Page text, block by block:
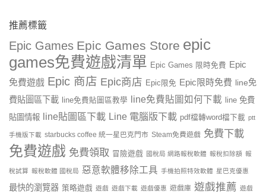
推薦標籤
Epic Games Epic Games Store epic
games免費遊戲清單 Epic Games 限時免費 Epic
免費遊戲 Epic 商店 Epic商店 Epic限免 Epic限時免費 line免
費貼圖區下載
line免費貼圖區教學 line免費貼圖如何下載
line 免費
貼圖情報 line貼圖區下載 Line 電腦版下載 pdf檔轉word檔下載 ptt
手機版下載 starbucks coffee 統一星巴克門市 Steam免費遊戲 免費下載
免費遊戲 免費領取 冒險遊戲 國稅局 網路報稅軟體 報稅扣除額 報
稅試算 報稅軟體 國稅局 惡意軟體移除工具 手機拍照特效軟體 星巴克優惠
最快的瀏覽器 策略遊戲 遊戲 遊戲下載 遊戲優惠 遊戲庫 遊戲推薦 遊戲